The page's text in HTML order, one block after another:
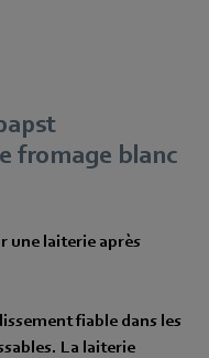
fromage blanc
une laiterie après
fiable dans les
La laiterie